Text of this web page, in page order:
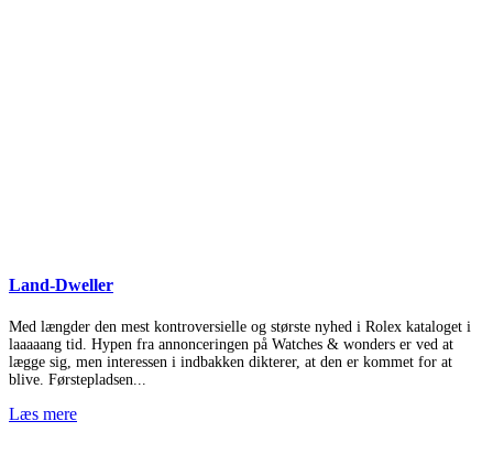
Land-Dweller
Med længder den mest kontroversielle og største nyhed i Rolex kataloget i
laaaaang tid. Hypen fra annonceringen på Watches & wonders er ved at
lægge sig, men interessen i indbakken dikterer, at den er kommet for at
blive. Førstepladsen...
Læs mere